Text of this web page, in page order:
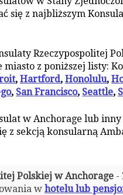
z najbliższym
Rzeczypospolitej
z poniższej listy:
,Hartford,Honolulu,
, San Francisco, Seattle,
w Anchorage lub
z sekcją konsularną
Polskiej w Anchorage-
w hotelu lub